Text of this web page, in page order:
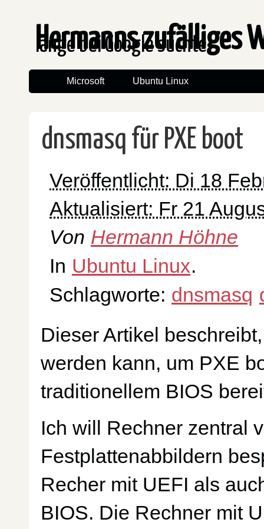
Hermanns zufälliges
lange bei Google suchte
Microsoft Ubuntu Linux
dnsmasq für PXE boot
Veröffentlicht: Di 18
Aktualisiert: Fr 21
Von Hermann Höhne
In Ubuntu Linux.
Schlagworte: dnsmasq
Dieser Artikel
werden kann, um PXE
traditionellem BIOS
Ich will Rechner zentral
Festplattenabbildern
Recher mit UEFI als
BIOS. Die Rechner mit